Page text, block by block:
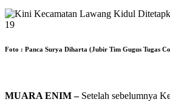
Foto : Panca Surya Diharta (Jubir Tim Gugus Tugas
MUARA ENIM –Setelah sebelumnya